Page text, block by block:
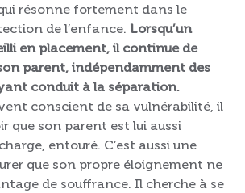
résonne fortement dans le
de l’enfance. Lorsqu’un
en placement, il continue de
parent, indépendamment des
conduit à la séparation.
conscient de sa vulnérabilité, il
que son parent est lui aussi
entouré. C’est aussi une
que son propre éloignement ne
de souffrance. Il cherche à se